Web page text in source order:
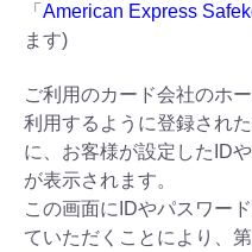
「 American Express
ます)
ご利用のカード会社のホ
利用するように登録され
に、お客様が設定したID
が表示されます。
この画面にIDやパスワー
ていただくことにより、